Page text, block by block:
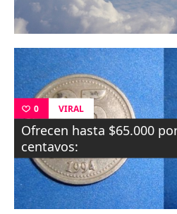
0 VIRAL
Ofrecen hasta $65.000
centavos: